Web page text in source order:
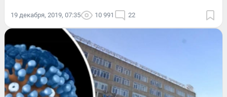
19 декабря, 2019, 07:35 10 991 22